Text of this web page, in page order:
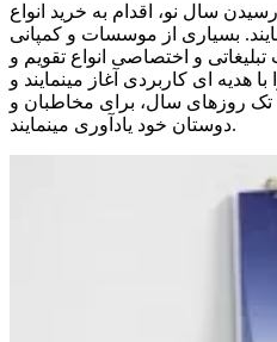
سال نو، اقدام به خرید انواع
بسیاری از موسسات و کمپانی
و اختصاصی انواع تقویم و
هدیه ای کاربردی آغاز مینمایند و
تک روزهای سال، برای مخاطبان و
دوستان خود یادآوری مینمایند.